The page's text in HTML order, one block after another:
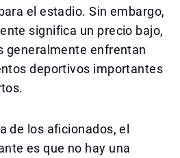
el estadio. Sin embargo,
significa un precio bajo,
generalmente enfrentan
deportivos importantes
de los aficionados, el
es que no hay una